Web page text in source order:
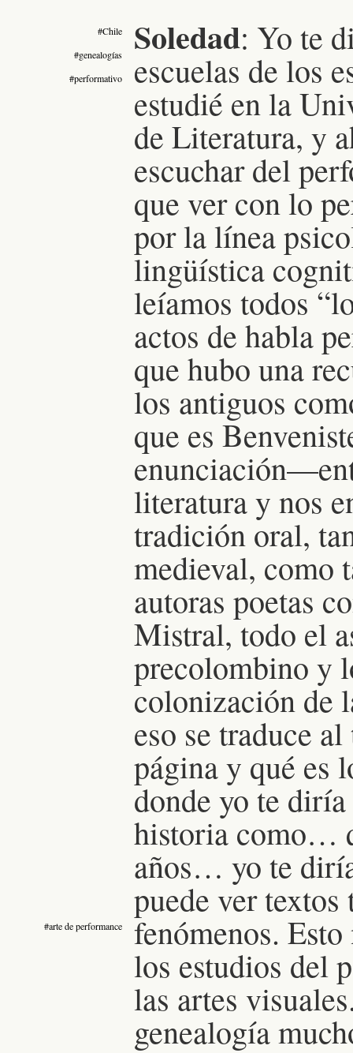
Soledad:
#Chile
#genealogías
#performativo
Yo te
escuelas de los
estudié en la
de Literatura, y
escuchar del
que ver con lo
por la línea
lingüística
leíamos todos
actos de habla
que hubo una
los antiguos
que es
literatura y nos
tradición oral,
medieval, como
autoras poetas
Mistral, todo el
precolombino y
colonización de
eso se traduce
página y qué es
donde yo te
historia como…
años… yo te
puede ver textos
fenómenos.
#arte de performance Esto
los estudios del
las artes
genealogía